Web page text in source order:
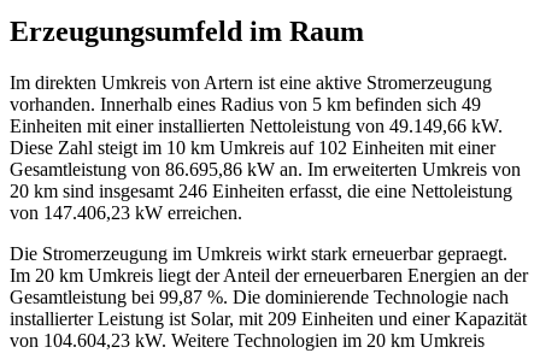
Erzeugungsumfeld im Raum
Im direkten Umkreis von Artern ist eine aktive Stromerzeugung
vorhanden. Innerhalb eines Radius von 5 km befinden sich 49
Einheiten mit einer installierten Nettoleistung von 49.149,66 kW.
Diese Zahl steigt im 10 km Umkreis auf 102 Einheiten mit einer
Gesamtleistung von 86.695,86 kW an. Im erweiterten Umkreis von
20 km sind insgesamt 246 Einheiten erfasst, die eine Nettoleistung
von 147.406,23 kW erreichen.
Die Stromerzeugung im Umkreis wirkt stark erneuerbar gepraegt.
Im 20 km Umkreis liegt der Anteil der erneuerbaren Energien an der
Gesamtleistung bei 99,87 %. Die dominierende Technologie nach
installierter Leistung ist Solar, mit 209 Einheiten und einer Kapazität
von 104.604,23 kW. Weitere Technologien im 20 km Umkreis